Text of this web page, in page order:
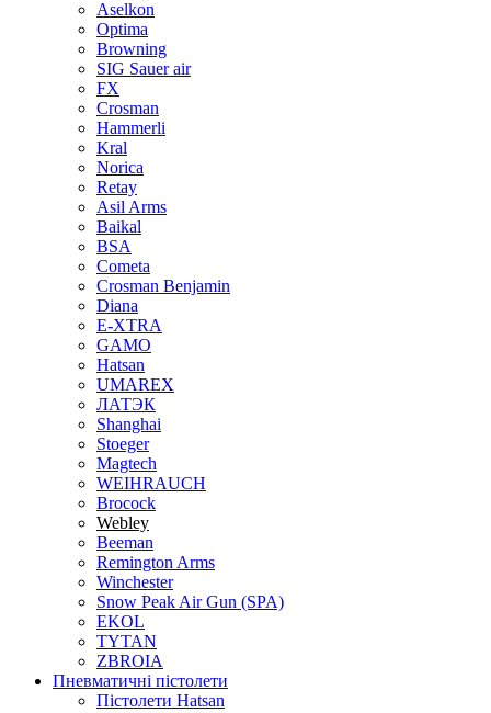
Aselkon
Optima
Browning
SIG Sauer air
FX
Crosman
Hammerli
Kral
Norica
Retay
Asil Arms
Baikal
BSA
Cometa
Crosman Benjamin
Diana
E-XTRA
GAMO
Hatsan
UMAREX
ЛАТЭК
Shanghai
Stoeger
Magtech
WEIHRAUCH
Brocock
Webley
Beeman
Remington Arms
Winchester
Snow Peak Air Gun (SPA)
EKOL
TYTAN
ZBROIA
Пневматичні пістолети
Пістолети Hatsan